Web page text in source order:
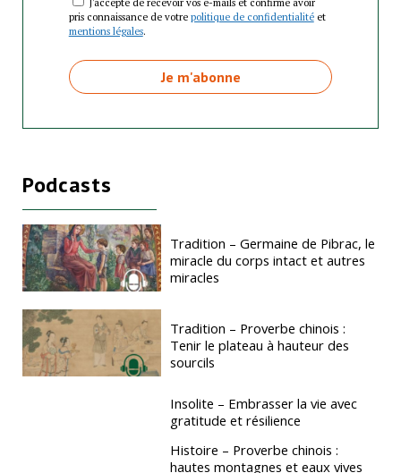
pris connaissance de votre politique de confidentialitéet
mentions légales.
Podcasts
Tradition – Germaine de Pibrac, le
miracle du corps intact et autres
miracles
Tradition – Proverbe chinois :
Tenir le plateau à hauteur des
sourcils
Insolite – Embrasser la vie avec
gratitude et résilience
Histoire – Proverbe chinois :
hautes montagnes et eaux vives